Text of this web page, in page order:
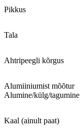
Pikkus
Tala
Ahtripeegli kõrgus
Alumiiniumist mõõtur
Alumine/külg/tagumine
Kaal (ainult paat)